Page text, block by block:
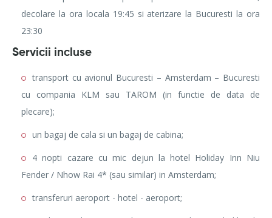
decolare la ora locala 19:45 si aterizare la Bucuresti la ora
23:30
Servicii incluse
transport cu avionul Bucuresti – Amsterdam – Bucuresti
cu compania KLM sau TAROM (in functie de data de
plecare);
un bagaj de cala si un bagaj de cabina;
4 nopti cazare cu mic dejun la hotel Holiday Inn Niu
Fender / Nhow Rai 4* (sau similar) in Amsterdam;
transferuri aeroport - hotel - aeroport;